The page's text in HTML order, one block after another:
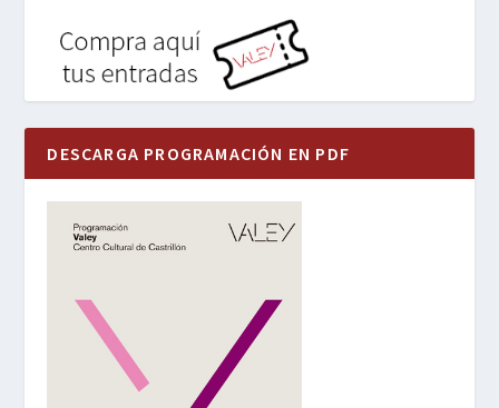
DESCARGA PROGRAMACIÓN EN PDF